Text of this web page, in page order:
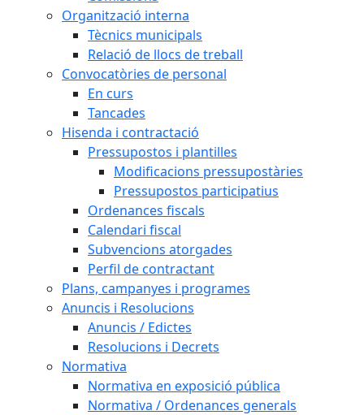
Organització interna
Tècnics municipals
Relació de llocs de treball
Convocatòries de personal
En curs
Tancades
Hisenda i contractació
Pressupostos i plantilles
Modificacions pressupostàries
Pressupostos participatius
Ordenances fiscals
Calendari fiscal
Subvencions atorgades
Perfil de contractant
Plans, campanyes i programes
Anuncis i Resolucions
Anuncis / Edictes
Resolucions i Decrets
Normativa
Normativa en exposició pública
Normativa / Ordenances generals